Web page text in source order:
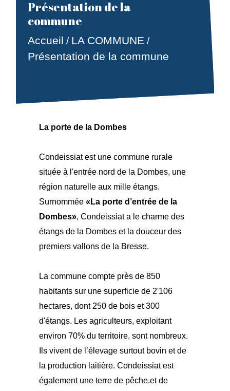
Présentation de la
commune
Accueil / LA COMMUNE /
Présentation de la commune
La porte de la Dombes
Condeissiat est une commune rurale
située à l'entrée nord de la Dombes, une
région naturelle aux mille étangs.
Surnommée«La porte d’entrée de la
Dombes», Condeissiat a le charme des
étangs de la Dombes et la douceur des
premiers vallons de la Bresse.
La commune compte près de 850
habitants sur une superficie de 2'106
hectares, dont 250 de bois et 300
d'étangs. Les agriculteurs, exploitant
environ 70% du territoire, sont nombreux.
Ils vivent de l’élevage surtout bovin et de
la production laitière. Condeissiat est
également une terre de pêche.et de